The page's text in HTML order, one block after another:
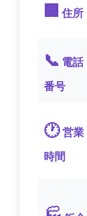
🏢 住所
📞 電話
番号
🕐営業
時間